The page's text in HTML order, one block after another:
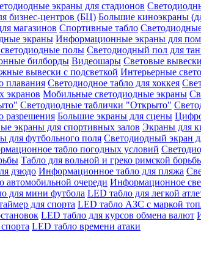
экраны для стадионов
бизнес-центров (БЦ) Большие киноэкраны
магазинов Спортивные табло
экраны Информационные экраны для
полы Светодиодный пол для
билборды Видеошары Световые
вывески с подсветкой Интерьерные
плавания Светодиодное табло для хоккея
экранов Мобильные светодиодные экраны
Светодиодные таблички "Открыто"
разрешения Большие экраны для сцены
экраны для спортивных залов Экраны для
для футбольного поля Светодиодный экран
табло погодных условий
Табло для вольной и греко римской
дзюдо Информационное табло для пляжа
автомобильной очереди Информационное
для мини футбола LED табло для легкой
для спорта LED табло АЗС с маркой
LED табло для курсов обмена валют
LED табло времени атаки